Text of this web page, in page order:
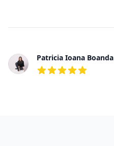
Patricia Ioana Boanda